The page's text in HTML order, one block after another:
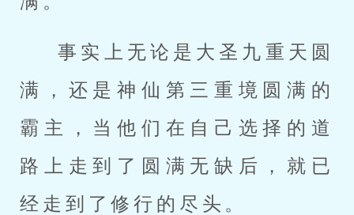
事实上无论是大圣九重天圆
满，还是神仙第三重境圆满的
霸主，当他们在自己选择的道
路上走到了圆满无缺后，就已
经走到了修行的尽头。